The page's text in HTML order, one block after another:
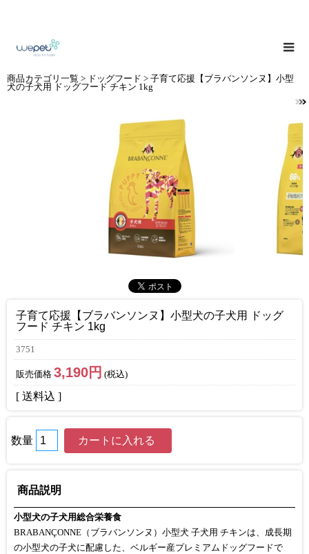
商品カテゴリ一覧 > ドッグフード > 子育て応援【ブラバンソンヌ】小型
犬の子犬用 ドッグフード チキン 1kg
子育て応援【ブラバンソンヌ】小型犬の子犬用 ドッグ
フード チキン 1kg
3751
販売価格 3,190円 (税込)
[ 送料込 ]
数量
商品説明
小型犬の子犬用総合栄養食
BRABANÇONNE（ブラバンソンヌ）小型犬 子犬用 チキンは、成長期
の小型犬の子犬に配慮した、ベルギー産プレミアムドッグフードで